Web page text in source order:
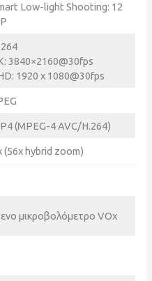
Low-light Shooting: 12
3840×2160@30fps
1920 x 1080@30fps
(MPEG-4 AVC/H.264)
(56x hybrid zoom)
μικροβολόμετρο VOx